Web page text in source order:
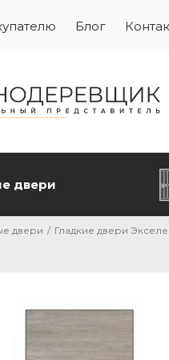
Блог
двери
двери / Гладкие двери